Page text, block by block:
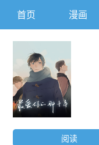
首页 漫画
阅读